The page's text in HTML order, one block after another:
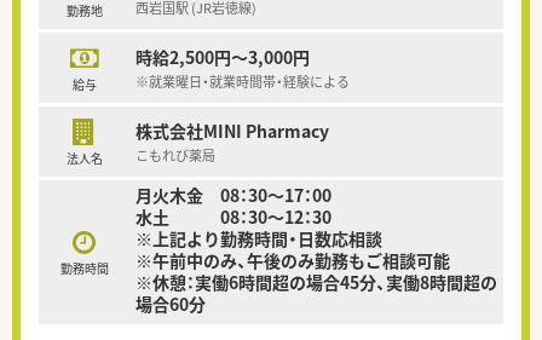
勤務地 西岩国駅 (JR岩徳線)
給与
時給2,500円～3,000円
※就業曜日・就業時間帯・経験による
法人名
株式会社MINI Pharmacy
こもれび薬局
勤務時間
月火木金 08：30～17：00
水土 08：30～12：30
※上記より勤務時間・日数応相談
※午前中のみ、午後のみ勤務もご相談可能
※休憩：実働6時間超の場合45分、実働8時間超の
場合60分